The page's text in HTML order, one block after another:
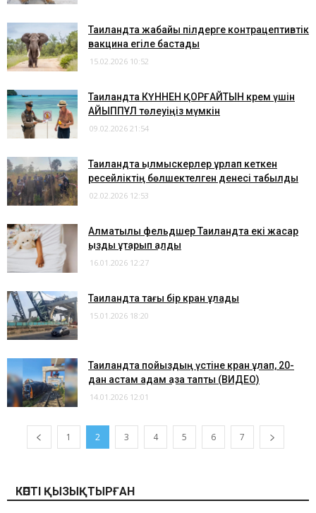
​Таиландта жабайы пілдерге контрацептивтік
вакцина егіле бастады
15.02.2026 10:52
Таиландта КҮННЕН ҚОРҒАЙТЫН крем үшін
АЙЫППҰЛ төлеуіңіз мүмкін
09.02.2026 21:54
Таиландта қылмыскерлер ұрлап кеткен
ресейліктің бөлшектелген денесі табылды
02.02.2026 12:53
Алматылық фельдшер Таиландта екі жасар
қызды құтқарып қалды
16.01.2026 12:27
Таиландта тағы бір кран құлады
15.01.2026 18:20
Таиландта пойыздың үстіне кран құлап, 20-
дан астам адам қаза тапты (ВИДЕО)
14.01.2026 12:01
1 2 3 4 5 6 7
КӨПТІ ҚЫЗЫҚТЫРҒАН